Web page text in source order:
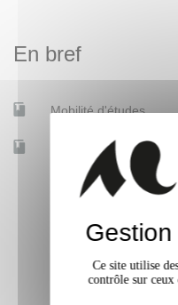
En bref
Mobilité d'études
Accessible à distance
Ce site utilise
contrôle sur ceux